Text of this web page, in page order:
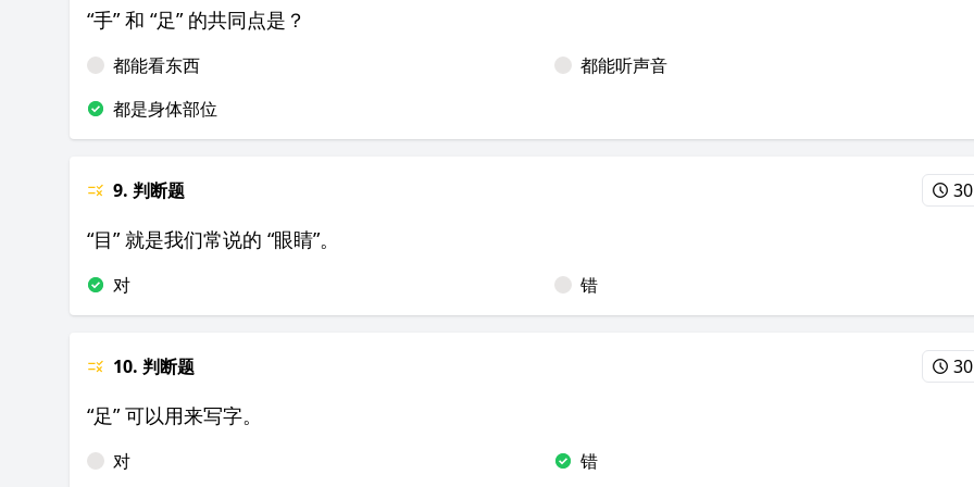
“手” 和 “足” 的共同点是？
都能看东西
都能听声音
都是身体部位
9. 判断题
“目” 就是我们常说的 “眼睛”。
对 错
10. 判断题
“足” 可以用来写字。
对 错